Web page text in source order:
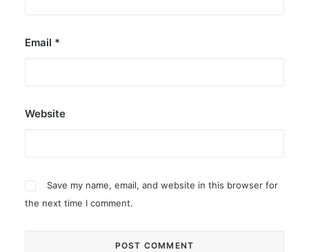
Email *
Website
Save my name, email, and website in this browser for
the next time I comment.